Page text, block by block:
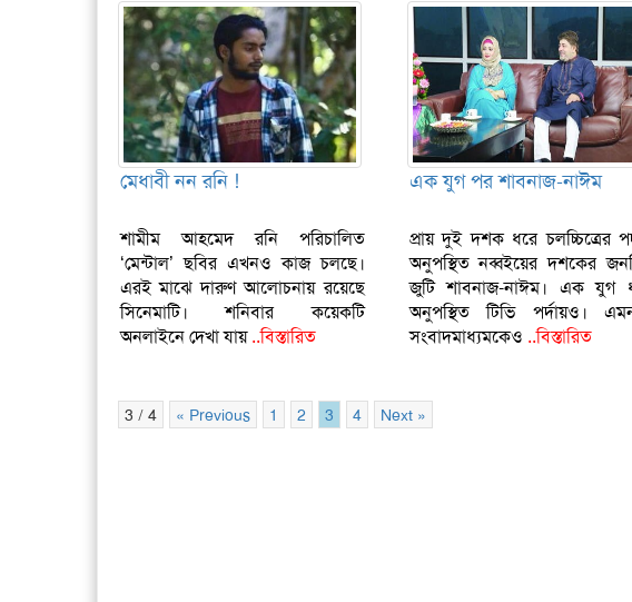
মেধাবী নন রনি !
শামীম আহমেদ রনি পরিচালিত
‘মেন্টাল’ ছবির এখনও কাজ চলছে।
এরই মাঝে দারুণ আলোচনায় রয়েছে
সিনেমাটি। শনিবার কয়েকটি
অনলাইনে দেখা যায়..বিস্তারিত
এক যুগ পর শাবনাজ-নাঈম
প্রায় দুই দশক ধরে চলচ্চিত্রের
অনুপস্থিত নব্বইয়ের দশকের
জুটি শাবনাজ-নাঈম। এক যুগ
অনুপস্থিত টিভি পর্দায়ও।
সংবাদমাধ্যমকেও ..বিস্তারিত
3 / 4 « Previous 1 2 3 4 Next »